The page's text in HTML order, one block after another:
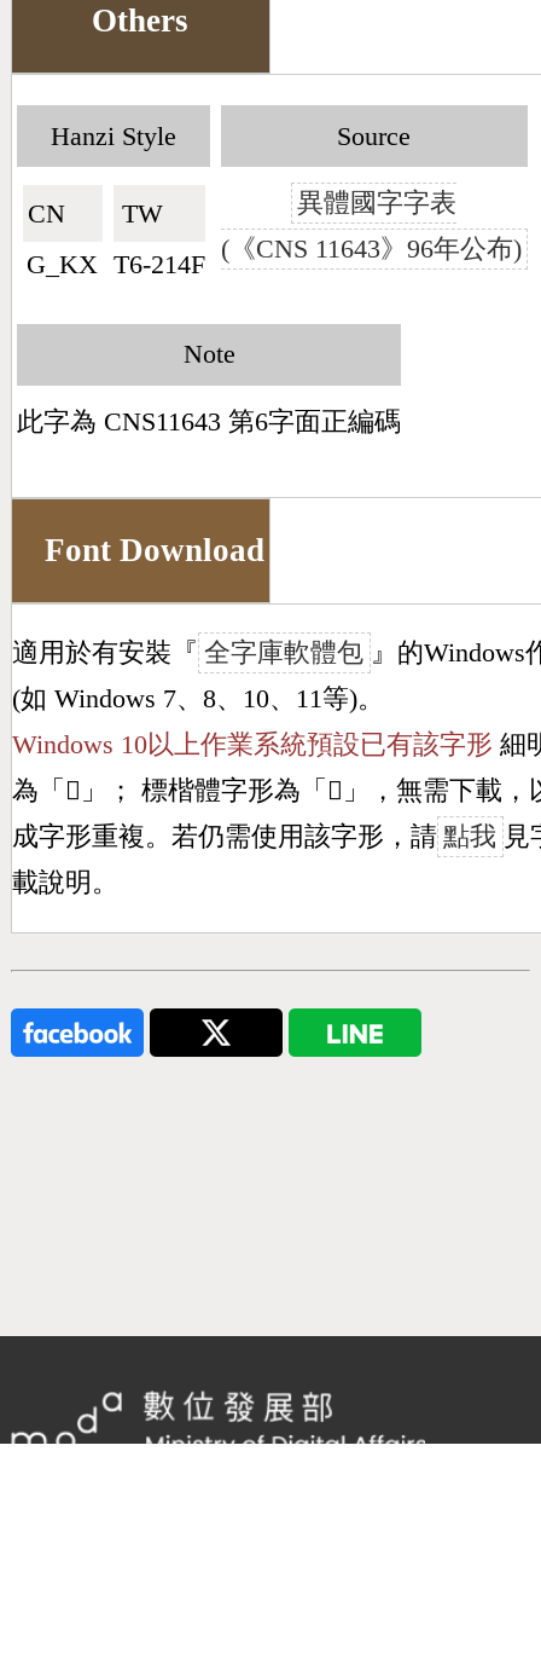
Others
Hanzi Style
CN🇨🇳
G_KX
TW🇹🇼
T6-214F
Source
異體國字字表
(《CNS 11643》96年公布)
Note
此字為 CNS11643 第6字面正編碼
Font Download
適用於有安裝『 全字庫軟體包 』的Windows
(如 Windows 7、8、10、11等)。
Windows 10以上作業系統預設已有該字形 細
為「 𠔽 」； 標楷體字形為「 𠔽 」，無需下載，
成字形重複。若仍需使用該字形，請 點我 見
載說明。